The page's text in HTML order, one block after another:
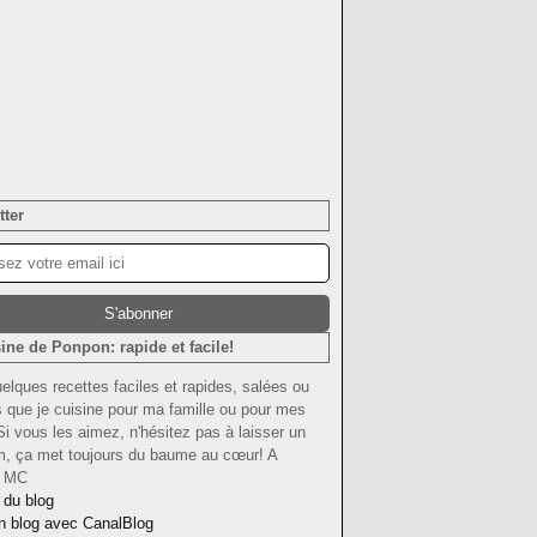
de Ponpon: rapide et facile!
recettes faciles et rapides, salées ou
que je cuisine pour ma famille ou pour mes
vous les aimez, n'hésitez pas à laisser un
ça met toujours du baume au cœur! A
MC
blog
blog avec CanalBlog